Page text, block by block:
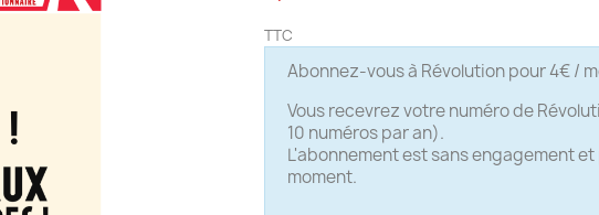
TTC
Abonnez-vous à Révolution pour 4€ /
Vous recevrez votre numéro de
10 numéros par an).
L'abonnement est sans engagement
moment.